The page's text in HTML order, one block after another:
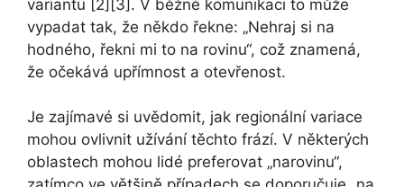
variantu [2][3]. V běžné komunikaci to může
vypadat tak, že někdo řekne: „Nehraj si na
hodného, řekni mi to na rovinu“, což znamená,
že očekává upřímnost a otevřenost.
Je zajímavé si uvědomit, jak regionální variace
mohou ovlivnit užívání těchto frází. V některých
oblastech mohou lidé preferovat „narovinu“,